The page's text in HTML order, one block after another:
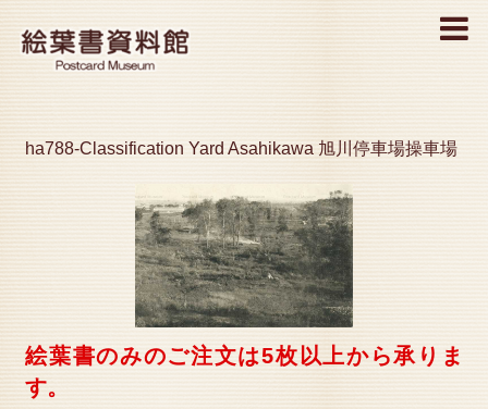
MENU
ha788-Classification Yard Asahikawa 旭川停車場操車場
絵葉書のみのご注文は5枚以上から承りま
す。